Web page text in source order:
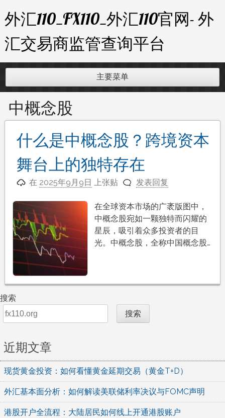
至
内
容
外汇110_FX110_外汇110官网- 外
汇交易商监管查询平台
主要菜单
中概念股
什么是中概念股？跨境资本
舞台上的独特存在
在 2025年9月9日 上张贴 发表回复
在全球资本市场的广袤版图中，
中概念股宛如一颗独特而闪耀的
星辰，吸引着众多投资者的目
光。中概念股，全称中国概念股…
搜索
搜索
近期文章
现货黄金投资：如何看懂黄金延期交易（黄金T+D）
外汇基本面分析：如何解读美联储利率决议与FOMC声明
港股开户全流程：大陆居民如何线上开通港股账户